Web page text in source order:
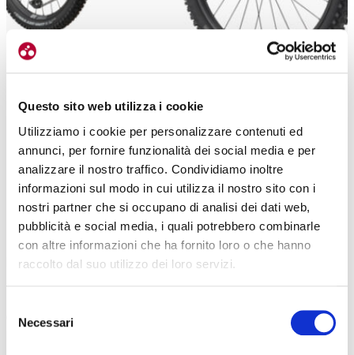
Questo sito web utilizza i cookie
Utilizziamo i cookie per personalizzare contenuti ed
annunci, per fornire funzionalità dei social media e per
analizzare il nostro traffico. Condividiamo inoltre
informazioni sul modo in cui utilizza il nostro sito con i
nostri partner che si occupano di analisi dei dati web,
pubblicità e social media, i quali potrebbero combinarle
con altre informazioni che ha fornito loro o che hanno
raccolto dal suo utilizzo dei loro servizi.
delNecessari
La configurazione mullet permette di unire aggressività per superare gli
ostacoli e agilità nella guida
CONFIGURAZIONE MULLET E COMPONENTISTICA DI ALTO
LIVELLO
Come abbiamo accennato nel paragrafo precedente, la Moterra
LT1 adotta unaconfigurazione mullet, con la ruota anteriore da 29
pollici e quella posteriore da 27,5. Questa scelta, condivisa con
di superare gli ostacoli della ruota anteriore più grande, con